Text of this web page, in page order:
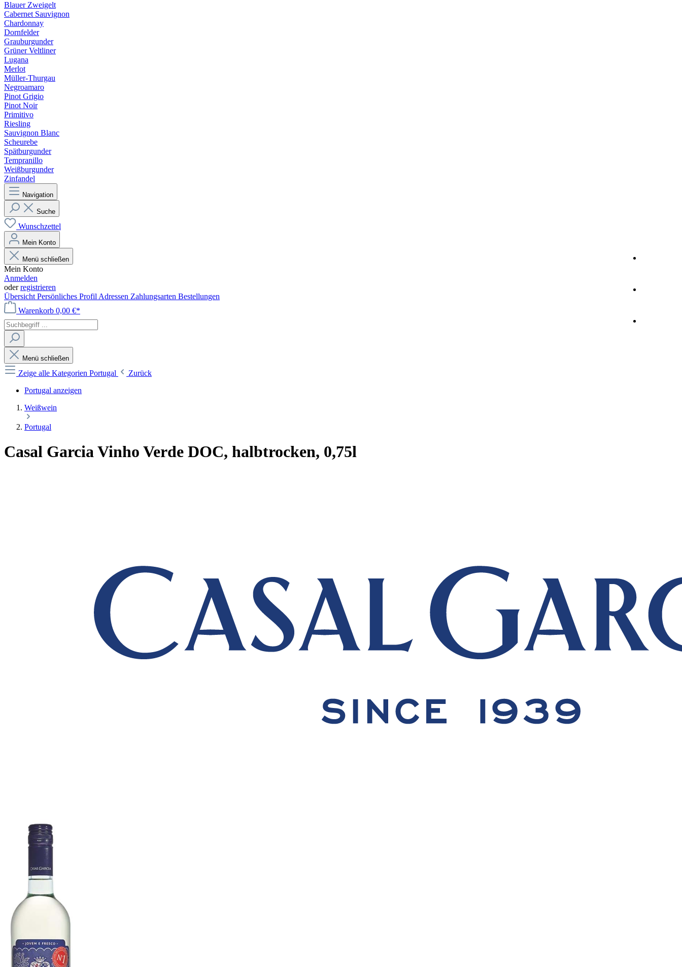
Blauer Zweigelt
Cabernet Sauvignon
Chardonnay
Dornfelder
Grauburgunder
Grüner Veltliner
Lugana
Merlot
Müller-Thurgau
Negroamaro
Pinot Grigio
Pinot Noir
Primitivo
Riesling
Sauvignon Blanc
Scheurebe
Spätburgunder
Tempranillo
Weißburgunder
Zinfandel
Navigation
Suche
Wunschzettel
Mein Konto
Menü schließen
Mein Konto
Anmelden
oderregistrieren
Übersicht Persönliches Profil Adressen Zahlungsarten Bestellungen
Warenkorb 0,00 €*
Menü schließen
Zeige alle Kategorien Portugal
Zurück
Portugal anzeigen
Weißwein
Portugal
Casal Garcia Vinho Verde DOC, halbtrocken, 0,75l